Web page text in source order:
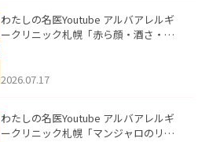
わたしの名医Youtube アルバアレルギ
ークリニック札幌「赤ら顔・酒さ・ニ
した。
2026.07.17
わたしの名医Youtube アルバアレルギ
ークリニック札幌「マンジャロのリア